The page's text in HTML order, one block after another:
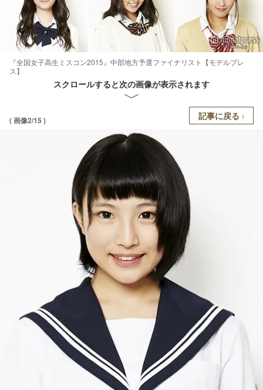
『全国女子高生ミスコン2015』中部地方予選ファイナリスト【モデルプレ
ス】
スクロールすると次の画像が表示されます
( 画像2/15 ) 記事に戻る